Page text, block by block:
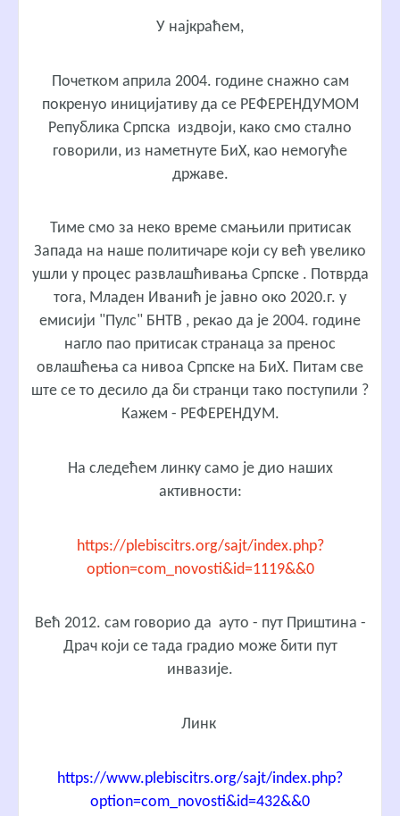
У најкраћем,
Почетком априла 2004. године снажно сам
покренуо иницијативу да се РЕФЕРЕНДУМОМ
Република Српска издвоји, како смо стално
говорили, из наметнуте БиХ, као немогуће
државе.
Тиме смо за неко време смањили притисак
Запада на наше политичаре који су већ увелико
ушли у процес развлашћивања Српске . Потврда
тога, Младен Иванић је јавно око 2020.г. у
емисији "Пулс" БНТВ , рекао да је 2004. године
нагло пао притисак странаца за пренос
овлашћења са нивоа Српске на БиХ. Питам све
ште се то десило да би странци тако поступили ?
Кажем - РЕФЕРЕНДУМ.
На следећем линку само је дио наших
активности:
https://plebiscitrs.org/sajt/index.php?
option=com_novosti&id=1119&&0
Већ 2012. сам говорио да ауто - пут Приштина -
Драч који се тада градио може бити пут
инвазије.
Линк
https://www.plebiscitrs.org/sajt/index.php?
option=com_novosti&id=432&&0